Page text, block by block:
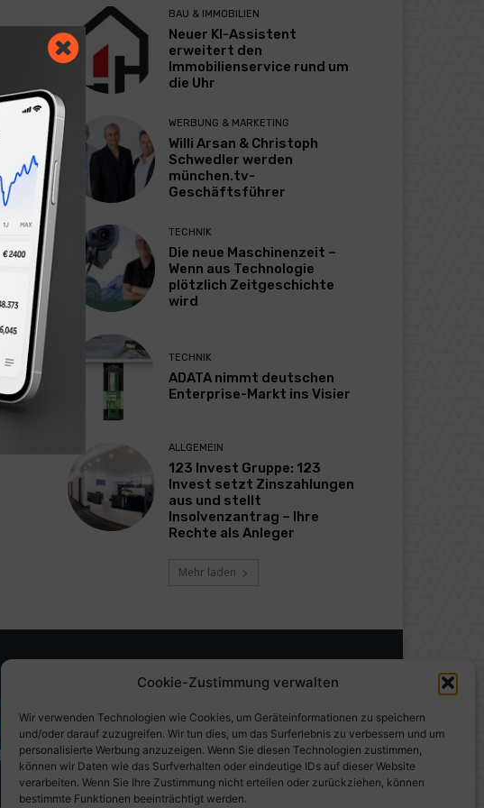
Cookie-Zustimmung verwalten
Wir verwenden Technologien wie Cookies, um Geräteinformationen zu speichern
und/oder darauf zuzugreifen. Wir tun dies, um das Surferlebnis zu verbessern und um
personalisierte Werbung anzuzeigen. Wenn Sie diesen Technologien zustimmen,
können wir Daten wie das Surfverhalten oder eindeutige IDs auf dieser Website
verarbeiten. Wenn Sie Ihre Zustimmung nicht erteilen oder zurückziehen, können
bestimmte Funktionen beeinträchtigt werden.
BAU & IMMOBILIEN
Neuer KI-Assistent
erweitert den
Immobilienservice rund um
die Uhr
WERBUNG & MARKETING
Willi Arsan & Christoph
Schwedler werden
münchen.tv-
Geschäftsführer
TECHNIK
Die neue Maschinenzeit –
Wenn aus Technologie
plötzlich Zeitgeschichte
wird
TECHNIK
ADATA nimmt deutschen
Enterprise-Markt ins Visier
ALLGEMEIN
123 Invest Gruppe: 123
Invest setzt Zinszahlungen
aus und stellt
Insolvenzantrag – Ihre
Rechte als Anleger
Mehr laden